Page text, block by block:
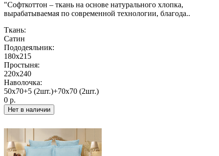
"Софткоттон – ткань на основе натурального хлопка,
вырабатываемая по современной технологии, благода..
Ткань:
Сатин
Пододеяльник:
180х215
Простыня:
220х240
Наволочка:
50х70+5 (2шт.)+70х70 (2шт.)
0 р.
Нет в наличии